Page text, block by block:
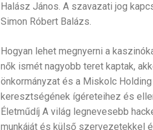
Halász János. A szavazati jog
Simon Róbert Balázs.
Hogyan lehet megnyerni a
nők ismét nagyobb teret kaptak,
önkormányzat és a Miskolc
keresztségének ígéreteihez és
Életműdíj A világ legnevesebb
munkáját és külső szervezetekkel